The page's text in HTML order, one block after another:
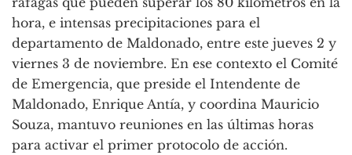
hora, e intensas precipitaciones para el
departamento de Maldonado, entre este jueves 2 y
viernes 3 de noviembre. En ese contexto el Comité
de Emergencia, que preside el Intendente de
Maldonado, Enrique Antía, y coordina Mauricio
Souza, mantuvo reuniones en las últimas horas
para activar el primer protocolo de acción.